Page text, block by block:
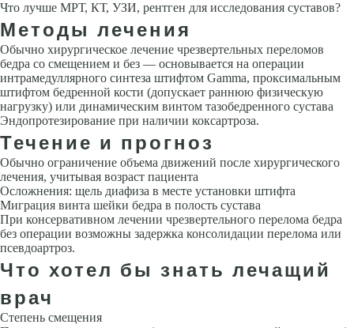
Что лучше МРТ, КТ, УЗИ, рентген для исследования суставов?
Методы лечения
Обычно хирургическое лечение чрезвертельных переломов
бедра со смещением и без — основывается на операции
интрамедуллярного синтеза штифтом Gamma, проксимальным
штифтом бедренной кости (допускает раннюю физическую
нагрузку) или динамическим винтом тазобедренного сустава
Эндопротезирование при наличии коксартроза.
Течение и прогноз
Обычно ограничение объема движений после хирургического
лечения, учитывая возраст пациента
Осложнения: щель диафиза в месте установки штифта
Миграция винта шейки бедра в полость сустава
При консервативном лечении чрезвертельного перелома бедра
без операции возможны задержка консолидации перелома или
псевдоартроз.
Что хотел бы знать лечащий
врач
Степень смещения